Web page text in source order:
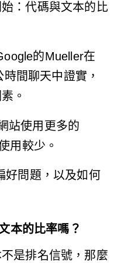
：代碼與文本的比
的Mueller在
時間聊天中證實，
。
站使用更多的
用較少。
好問題，以及如何
本的比率嗎？
是排名信號，那麼